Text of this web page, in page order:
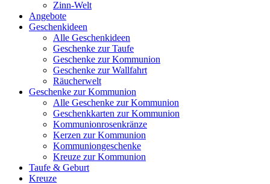
Zinn-Welt
Angebote
Geschenkideen
Alle Geschenkideen
Geschenke zur Taufe
Geschenke zur Kommunion
Geschenke zur Wallfahrt
Räucherwelt
Geschenke zur Kommunion
Alle Geschenke zur Kommunion
Geschenkkarten zur Kommunion
Kommunionrosenkränze
Kerzen zur Kommunion
Kommuniongeschenke
Kreuze zur Kommunion
Taufe & Geburt
Kreuze